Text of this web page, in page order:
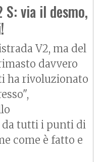
via il desmo,
V2, ma del
davvero
ha rivoluzionato
da tutti i punti di
come è fatto e